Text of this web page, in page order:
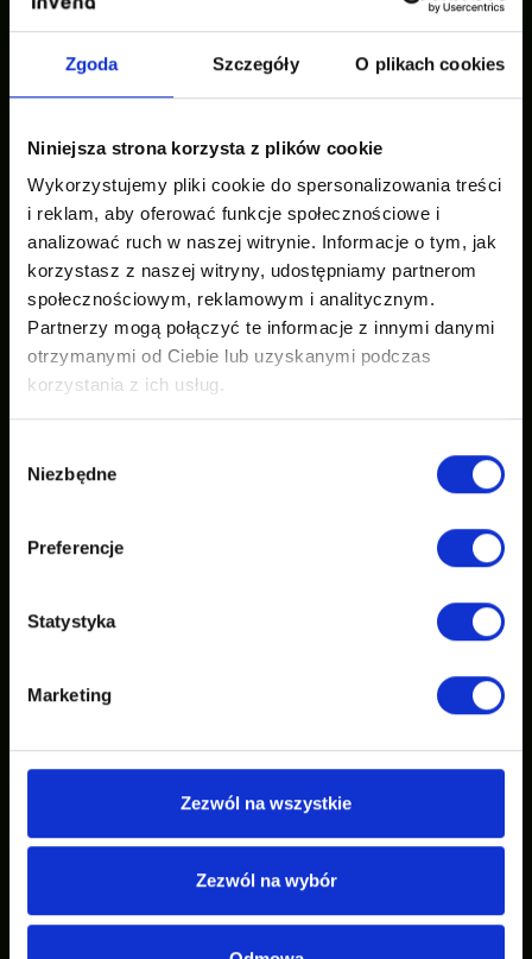
Zgoda Szczegóły O plikach cookies
Niniejsza strona korzysta z plików cookie
Wykorzystujemy pliki cookie do spersonalizowania treści
i reklam, aby oferować funkcje społecznościowe i
analizować ruch w naszej witrynie. Informacje o tym, jak
korzystasz z naszej witryny, udostępniamy partnerom
społecznościowym, reklamowym i analitycznym.
Partnerzy mogą połączyć te informacje z innymi danymi
otrzymanymi od Ciebie lub uzyskanymi podczas
korzystania z ich usług.
zgody
Niezbędne
Preferencje
Statystyka
Marketing
Zezwól na wszystkie
Zezwól na wybór